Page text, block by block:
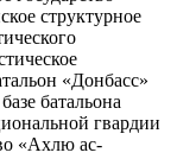
структурное
«Донбасс»
батальона
гвардии
«Ахлю ас-